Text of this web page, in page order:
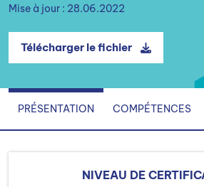
Mise à jour : 28.06.2022
Télécharger le fichier
PRÉSENTATION COMPÉTENCES
NIVEAU DE